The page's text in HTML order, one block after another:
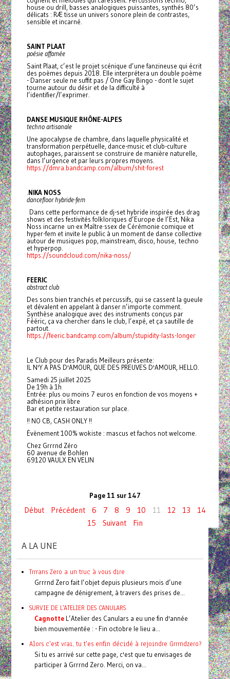
house ou drill, basses analogiques puissantes, synthés 80’s
délicats : RÆ tisse un univers sonore plein de contrastes,
sensible et incarné.
SAINT PLAAT
poésie affamée
Saint Plaat, c’est le projet scénique d’une fanzineuse qui écrit
des poèmes depuis 2018. Elle interprétera un double poème
- Danser seule ne suffit pas / One Gay Bingo - dont le sujet
tourne autour du désir et de la difficulté à
l’identifier/l’exprimer.
DANSE MUSIQUE RHÔNE-ALPES
techno artisanale
Une apocalypse de chambre, dans laquelle physicalité et
transformation perpétuelle, dance-music et club-culture
autophages, paraissent se construire de manière naturelle,
dans l’urgence et par leurs propres moyens.
https://dmra.bandcamp.com/album/shit-forest
NIKA NOSS
dancefloor hybride-fem
Dans cette performance de dj-set hybride inspirée des drag
shows et des festivités folkloriques d’Europe de l’Est, Nika
Noss incarne un·ex Maître·ssex de Cérémonie comique et
hyper-fem et invite le public à un moment de danse collective
autour de musiques pop, mainstream, disco, house, techno
et hyperpop.
https://soundcloud.com/nika-noss/
FEERIC
abstract club
Des sons bien tranchés et percussifs, qui se cassent la gueule
et dévalent en appelant à danser n’importe comment.
Synthèse analogique avec des instruments conçus par
Fééric, ça va chercher dans le club, l’expé, et ça sautille de
partout.
https://feeric.bandcamp.com/album/stupidity-lasts-longer
Le Club pour des Paradis Meilleurs présente:
IL N'Y A PAS D'AMOUR, QUE DES PREUVES D'AMOUR, HELLO.
Samedi 25 juillet 2025
De 19h à 1h
Entrée: plus ou moins 7 euros en fonction de vos moyens +
adhésion prix libre
Bar et petite restauration sur place.
!! NO CB, CASH ONLY !!
Évènement 100% wokiste : mascus et fachos not welcome.
Chez Grrrnd Zéro
60 avenue de Bohlen
69120 VAULX EN VELIN
Page 11 sur 147
Début Précédent 6 7 8 9 10 11 12 13
14
15
Suivant Fin
A LA UNE
Trrrans Zero a un truc à vous dire
Grrrnd Zero fait l’objet depuis plusieurs mois d’une
campagne de dénigrement, à travers des prises de...
SURVIE DE L'ATELIER DES CANULARS
CagnotteL’Atelier des Canulars a eu une fin d'année
bien mouvementée : - Fin octobre le lieu a...
Alors c'est vrai, tu t'es enfin décidé à rejoindre Grrrndzero?
Si tu es arrivé sur cette page, c'est que tu envisages de
participer à Grrrnd Zero. Merci, on va...